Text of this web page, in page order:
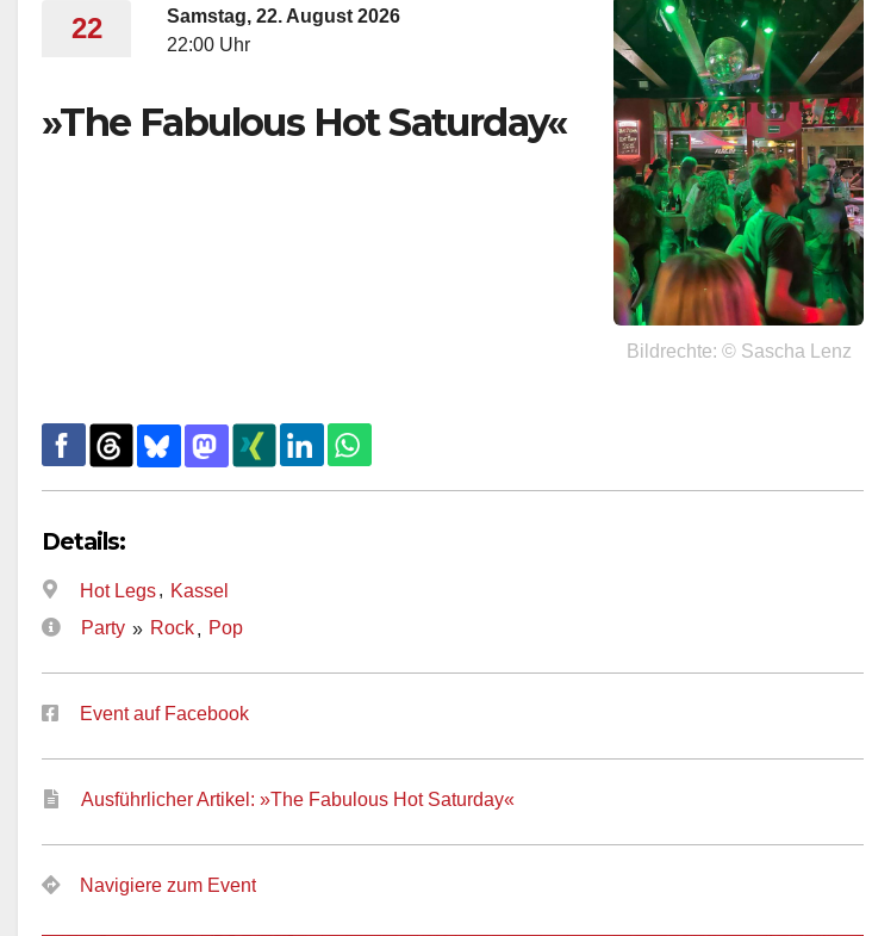
22
Samstag, 22. August 2026
22:00 Uhr
»The Fabulous Hot Saturday«
Bildrechte: © Sascha Lenz
Details:
Hot Legs, Kassel
Party » Rock Pop
Event auf Facebook
Ausführlicher Artikel: »The Fabulous Hot Saturday«
Navigiere zum Event